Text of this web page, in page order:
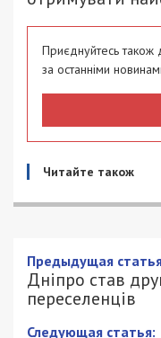
Приєднуйтесь
за останніми
Читайте також
Предыдущая
Дніпро став
переселенців
Следующая статья: